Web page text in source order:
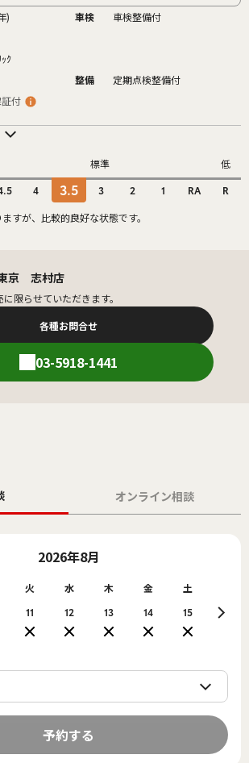
) 車検
車検整備付
ｸ
整備
定期点検整備付
付
標準 低
4 3.5 3 2 1 RA R
すが、比較的良好な状態です。
京 志村店
限らせていただきます。
各種お問合せ
03-5918-1441
オンライン相談
2026年8月
火
11
水
12
木
13
金
14
土
15 16
予約する